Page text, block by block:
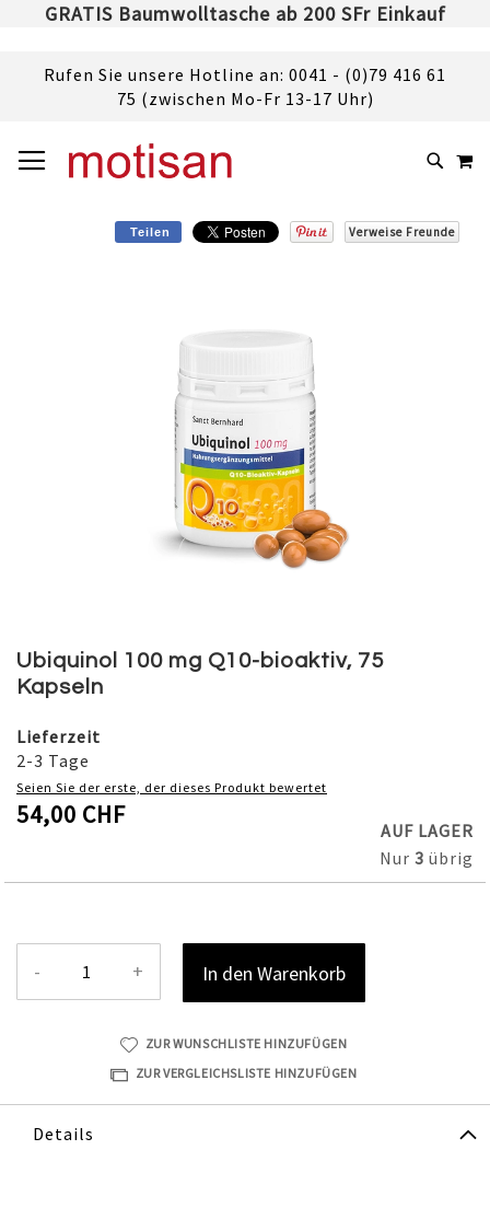
GRATIS Baumwolltasche ab 200 SFr Einkauf
Rufen Sie unsere Hotline an: 0041 - (0)79 416 61
75 (zwischen Mo-Fr 13-17 Uhr)
ZUM
INHALT
SUCHE
Teilen Verweise Freunde
to
the
of
the
images
gallery
Ubiquinol 100 mg Q10-bioaktiv, 75
Kapseln
Lieferzeit
2-3 Tage
Seien Sie der erste, der dieses Produkt bewertet
54,00 CHF
AUF LAGER
Nur 3 übrig
- + In den Warenkorb
ZUR WUNSCHLISTE HINZUFÜGEN
ZUR VERGLEICHSLISTE HINZUFÜGEN
Details